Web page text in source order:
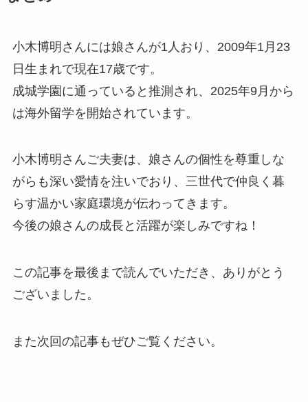
小木博明さんには娘さんが1人おり、2009年1月23
日生まれで現在17歳です。
成城学園に通っていると推測され、2025年9月から
は海外留学を開始されています。
小木博明さんご夫妻は、娘さんの個性を尊重しな
がらも深い愛情を注いでおり、三世代で仲良く暮
らす温かい家庭環境が伝わってきます。
今後の娘さんの成長と活躍が楽しみですね！
この記事を最後まで読んでいただき、ありがとう
ございました。
また次回の記事もぜひご覧ください。